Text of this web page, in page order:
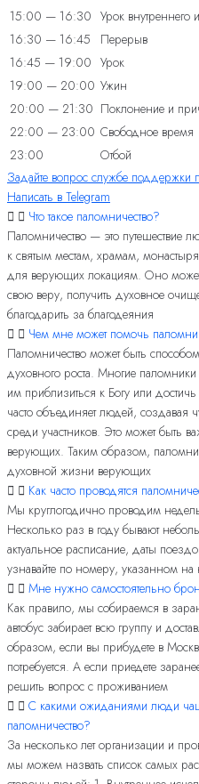
15:00 — 16:30 Урок внутреннего
16:30 — 16:45
Перерыв
16:45 — 19:00 Урок
19:00 — 20:00 Ужин
20:00 — 21:30 Поклонение и
22:00 — 23:00 Свободное время
23:00
Отбой
Задайте вопрос службе поддержки
Написать в Telegram
Что такое паломничество?
Паломничество — это путешествие
к святым местам, храмам,
для верующих локациям. Оно
свою веру, получить духовное
благодарить за благодеяния
Чем мне может помочь
Паломничество может быть
духовного роста. Многие паломники
им приблизиться к Богу или
часто объединяет людей, создавая
среди участников. Это может быть
верующих. Таким образом,
духовной жизни верующих
Как часто проводятся
Мы круглогодично проводим
Несколько раз в году бывают
актуальное расписание, даты
узнавайте по номеру, указанном
Мне нужно самостоятельно
Как правило, мы собираемся в
автобус забирает всю группу и
образом, если вы прибудете в
потребуется. А если приедете
решить вопрос с проживанием
С какими ожиданиями люди
паломничество?
За несколько лет организации и
мы можем назвать список самых